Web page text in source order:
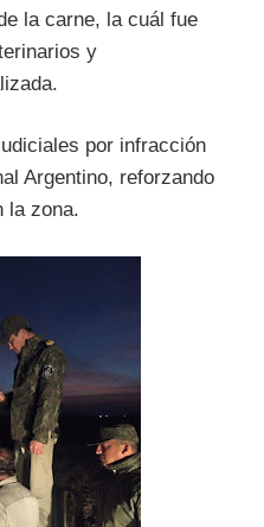
la carne, la cuál fue
y
por infracción
Argentino, reforzando
la zona.